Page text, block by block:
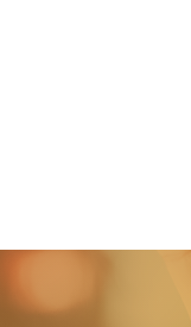
wagens